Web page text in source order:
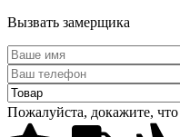
Вызвать замерщика
Пожалуйста, докажите,